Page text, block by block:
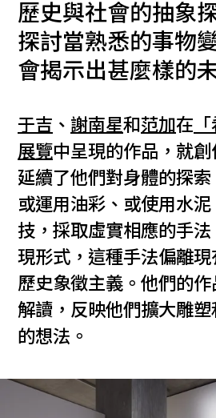
歷史與社會的抽象
探討當熟悉的事物
會揭示出甚麼樣的
于吉 、 謝南星和范加在
展覽中呈現的作品，就
延續了他們對身體的探
或運用油彩、或使用水
技，採取虛實相應的手
現形式，這種手法偏離
歷史象徵主義。他們的
解讀，反映他們擴大雕
的想法。